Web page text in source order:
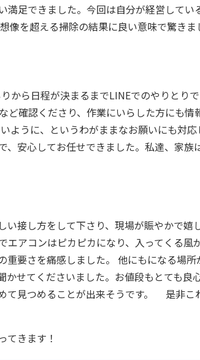
足できました。今回は自分が経営して
を超える掃除の結果に良い意味で驚き
から日程が決まるまでLINEでのやりとり
確認くださり、作業にいらした方にも
ように、というわがままなお願いにも対
安心してお任せできました。私達、家
接し方をして下さり、現場が賑やかで
アコンはピカピカになり、入ってくる
要さを痛感しました。 他にもになる場
せてくださいました。お値段もとても
て見つめることが出来そうです。 是非こ
てきます！